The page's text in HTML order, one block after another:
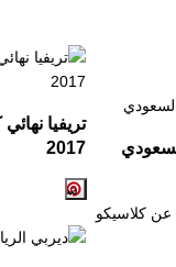
تريفيا
2017